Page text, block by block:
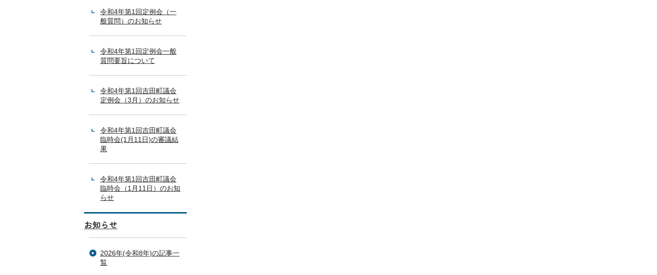
令和4年第1回定例会（一
般質問）のお知らせ
令和4年第1回定例会一般
質問要旨について
令和4年第1回吉田町議会
定例会（3月）のお知らせ
令和4年第1回吉田町議会
臨時会(1月11日)の審議結
果
令和4年第1回吉田町議会
臨時会（1月11日）のお知
らせ
お知らせ
2026年(令和8年)の記事一
覧